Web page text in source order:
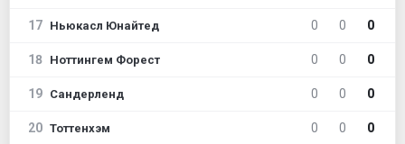
17 Ньюкасл Юнайтед 0 0 0
18 Ноттингем Форест 0 0 0
19 Сандерленд 0 0 0
20 Тоттенхэм 0 0 0